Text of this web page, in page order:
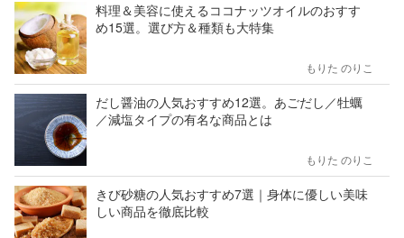
料理＆美容に使えるココナッツオイルのおすす
め15選。選び方＆種類も大特集
もりた のりこ
だし醤油の人気おすすめ12選。あごだし／牡蠣
／減塩タイプの有名な商品とは
もりた のりこ
きび砂糖の人気おすすめ7選｜身体に優しい美味
しい商品を徹底比較